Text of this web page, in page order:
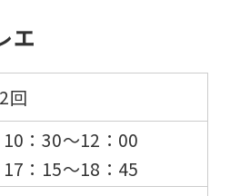
エ
回
：30〜12：00
17：15～18：45
automatic
the
Japanese
version